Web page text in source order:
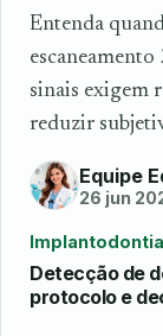
Entenda
sinais exigem
reduzir
Equipe
26 jun
Implantodontia
Detecção de
protocolo e